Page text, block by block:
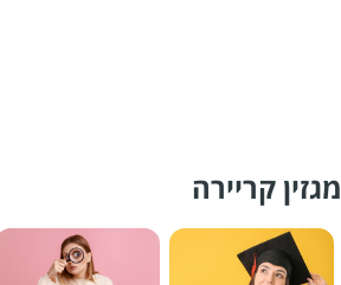
מגזין קריירה